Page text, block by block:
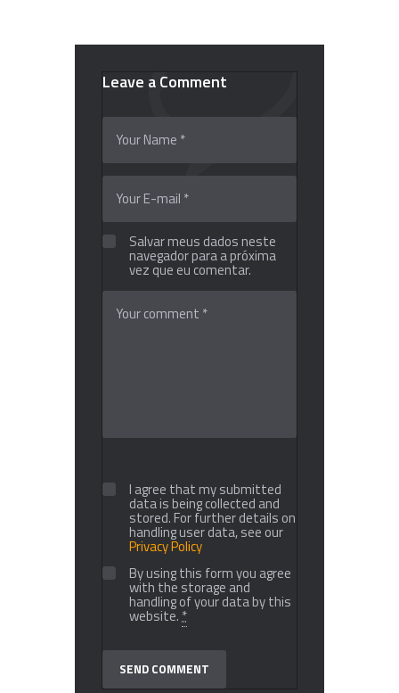
Leave a Comment
Salvar meus dados neste
navegador para a próxima
vez que eu comentar.
I agree that my submitted
data is being collected and
stored. For further details on
handling user data, see our
Privacy Policy
By using this form you agree
with the storage and
handling of your data by this
website.*